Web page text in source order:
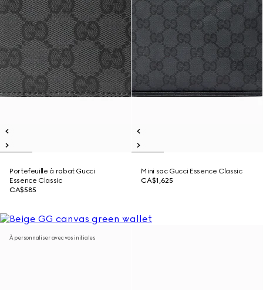
Portefeuille à rabat Gucci
Essence Classic
CA$585
Mini sac Gucci Essence Classic
CA$1,625
À personnaliser avec vos initiales